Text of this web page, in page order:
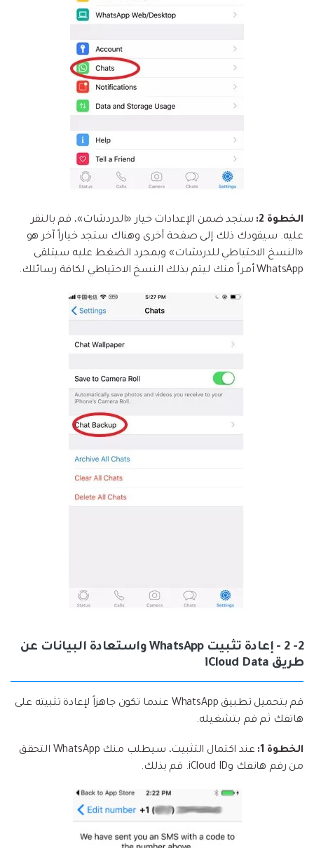
الخطوة 2:
ستجد ضمن الإعدادات خيار «الدردشات»، قم بالنقر
عليه. سيقودك ذلك إلى صفحة أخرى وهناك ستجد خياراً آخر هو
«النسخ الاحتياطي للدردشات» وبمجرد الضغط عليه سيتلقى
WhatsApp أمراً منك ليتم بذلك النسخ الاحتياطي لكافة رسائلك.
2- 2 - إعادة تثبيت WhatsApp واستعادة البيانات عن
طريق iCloud Data
قم بتحميل تطبيق WhatsApp عندما تكون جاهزاً لإعادة تثبيته على
هاتفك ثم قم بتشغيله.
الخطوة 1:
عند اكتمال التثبيت، سيطلب منك WhatsApp التحقق
من رقم هاتفك وiCloud ID. قم بذلك.